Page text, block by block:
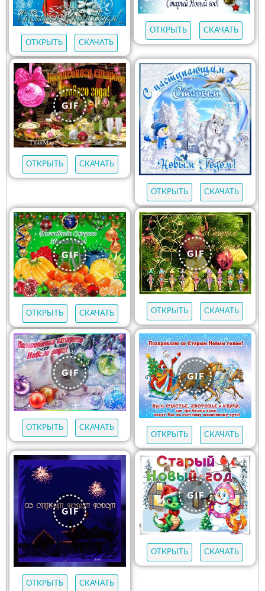
ОТКРЫТЬ СКАЧАТЬ
ОТКРЫТЬ СКАЧАТЬ
ОТКРЫТЬ СКАЧАТЬ
ОТКРЫТЬ СКАЧАТЬ
ОТКРЫТЬ СКАЧАТЬ ОТКРЫТЬ СКАЧАТЬ
ОТКРЫТЬ
СКАЧАТЬ
ОТКРЫТЬ
СКАЧАТЬ
ОТКРЫТЬ СКАЧАТЬ
ОТКРЫТЬ СКАЧАТЬ